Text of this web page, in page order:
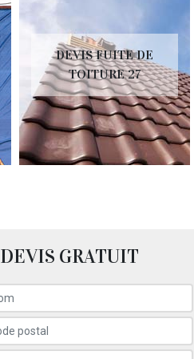
DEVIS FUITE DE
TOITURE 27
DEVIS GRATUIT